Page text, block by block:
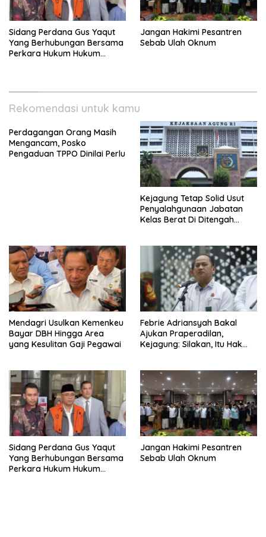
Sidang Perdana Gus Yaqut
Yang Berhubungan Bersama
Perkara Hukum Hukum
Jangan Hakimi Pesantren
Sebab Ulah Oknum
Rekomendasi untuk kamu
Perdagangan Orang Masih
Mengancam, Posko
Pengaduan TPPO Dinilai Perlu
Kejagung Tetap Solid Usut
Penyalahgunaan Jabatan
Kelas Berat Di Ditengah
Mendagri Usulkan Kemenkeu
Bayar DBH Hingga Area
yang Kesulitan Gaji Pegawai
Febrie Adriansyah Bakal
Ajukan Praperadilan,
Kejagung: Silakan, Itu Hak
Sidang Perdana Gus Yaqut
Yang Berhubungan Bersama
Perkara Hukum Hukum
Jangan Hakimi Pesantren
Sebab Ulah Oknum